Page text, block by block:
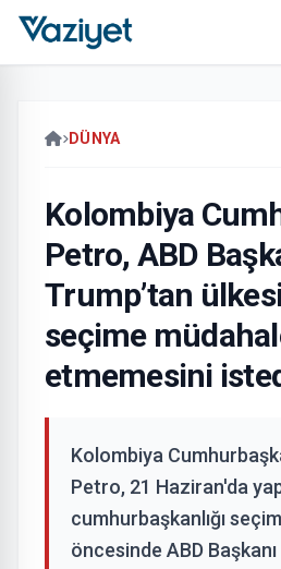
DÜNYA
Kolombiya
Petro, ABD
Trump’tan
seçime
etmemesini
Kolombiya
Petro, 21 Haziran'da
cumhurbaşkanlığı
öncesinde ABD